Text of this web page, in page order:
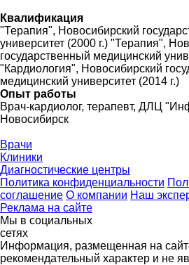
Квалификация
"Терапия", Новосибирский
университет (2000 г.) "Терапия",
государственный медицинский
"Кардиология", Новосибирский
медицинский университет (2014 г.)
Опыт работы
Врач-кардиолог, терапевт, ДЛЦ
Новосибирск
Врачи
Клиники
Диагностические центры
Политика конфиденциальности
соглашение О компании Наш
Реклама на сайте
Мы в социальных
сетях
Информация, размещенная на
рекомендательный характер и не